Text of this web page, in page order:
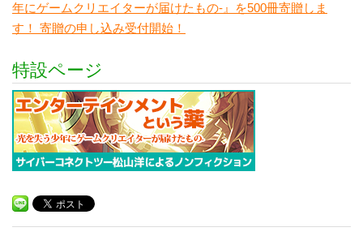
年にゲームクリエイターが届けたもの-』を500冊寄贈しま
す！ 寄贈の申し込み受付開始！
特設ページ